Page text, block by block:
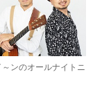
ンのオールナイトニ